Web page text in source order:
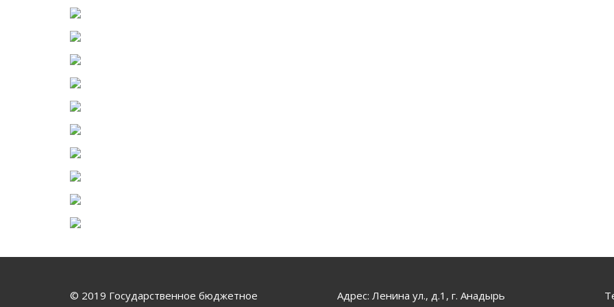
© 2019 Государственное бюджетное
Адрес: Ленина ул., д.1, г. Анадырь